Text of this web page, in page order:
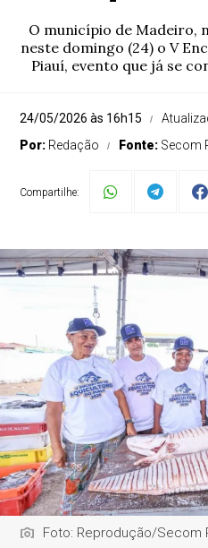
O município de Madeiro,
neste domingo (24) o V
Piauí, evento que já se
24/05/2026 às 16h15
Por: Redação Fonte: Secom
Compartilhe:
Foto: Reprodução/Secom